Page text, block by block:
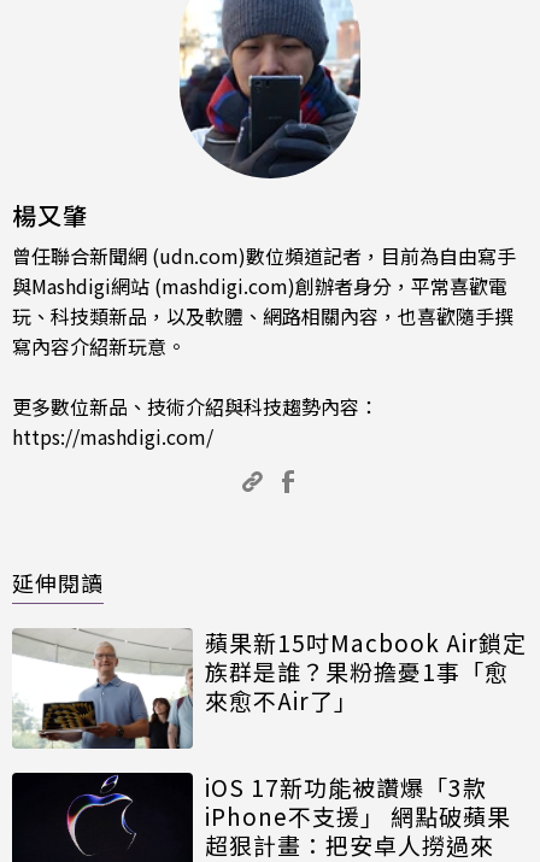
楊又肇
曾任聯合新聞網 (udn.com)數位頻道記者，目前為自由寫手
與Mashdigi網站 (mashdigi.com)創辦者身分，平常喜歡電
玩、科技類新品，以及軟體、網路相關內容，也喜歡隨手撰
寫內容介紹新玩意。
更多數位新品、技術介紹與科技趨勢內容：
https://mashdigi.com/
延伸閱讀
蘋果新15吋Macbook Air鎖定
族群是誰？果粉擔憂1事「愈
來愈不Air了」
iOS 17新功能被讚爆「3款
iPhone不支援」 網點破蘋果
超狠計畫：把安卓人撈過來